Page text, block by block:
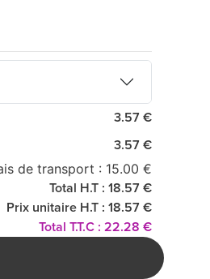
3.57 €
3.57 €
de transport : 15.00 €
Total H.T : 18.57 €
Prix unitaire H.T : 18.57 €
Total T.T.C : 22.28 €